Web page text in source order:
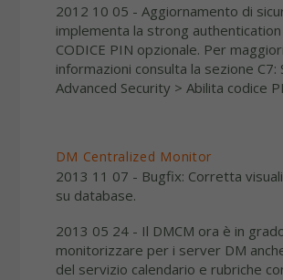
2012 10 05 - Aggiornamento di
implementa la strong
CODICE PIN opzionale. Per maggiori
informazioni consulta la sezione C7:
Advanced Security > Abilita codice
DM Centralized Monitor
2013 11 07 - Bugfix: Corretta
su database.
2013 05 24 - Il DMCM ora è in
monitorizzare per i server DM
del servizio calendario e rubriche